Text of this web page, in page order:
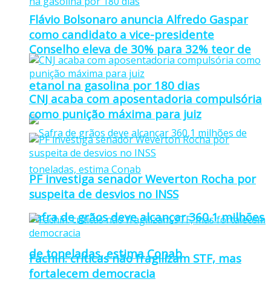
Conselho eleva de 30% para 32% teor de
etanol na gasolina por 180 dias
Safra de grãos deve alcançar 360,1 milhões
de toneladas, estima Conab
Flávio Bolsonaro anuncia Alfredo Gaspar
como candidato a vice-presidente
CNJ acaba com aposentadoria compulsória
como punição máxima para juiz
PF investiga senador Weverton Rocha por
suspeita de desvios no INSS
Fachin: críticas não fragilizam STF, mas
fortalecem democracia